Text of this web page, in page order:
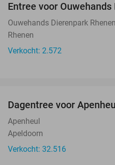
Entree voor
Ouwehands Dierenpark Rhenen
Rhenen
Verkocht: 2.572
Dagentree voor
Apenheul
Apeldoorn
Verkocht: 32.516